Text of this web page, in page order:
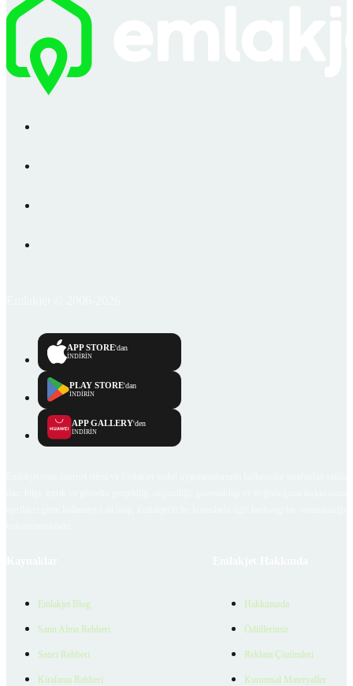
APP STORE'dan
İNDİRİN
PLAY STORE'dan
İNDİRİN
APP GALLERY'den
İNDİRİN
Emlakjet Blog
Satın Alma Rehberi
Satıcı Rehberi
Kiralama Rehberi
Hakkımızda
Ödüllerimiz
Reklam Çözümleri
Kurumsal Materyaller